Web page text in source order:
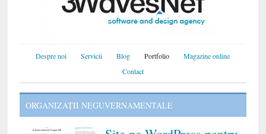
Despre noi Servicii Blog Portfolio
Magazine online
Contact
ORGANIZAŢII NEGUVERNAMENTALE